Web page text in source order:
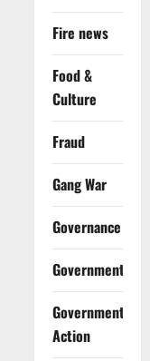
Fire news
Food &
Culture
Fraud
Gang War
Governance
Government
Government
Action